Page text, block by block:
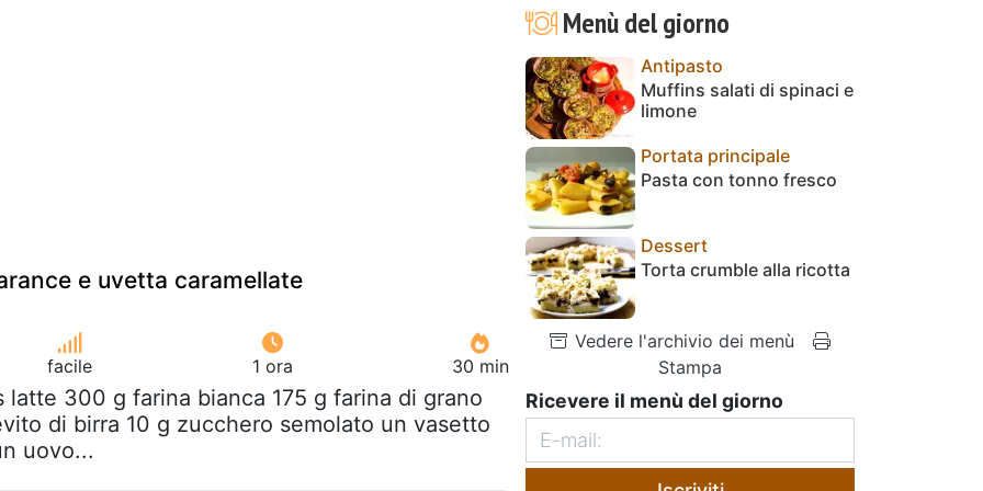
e uvetta caramellate
facile 1 ora 30 min
latte 300 g farina bianca 175 g farina di grano
di birra 10 g zucchero semolato un vasetto
uovo...
Menù del giorno
Antipasto
Muffins salati di spinaci e
limone
Portata principale
Pasta con tonno fresco
Dessert
Torta crumble alla ricotta
Vedere l'archivio dei menù
Stampa
Ricevere il menù del giorno